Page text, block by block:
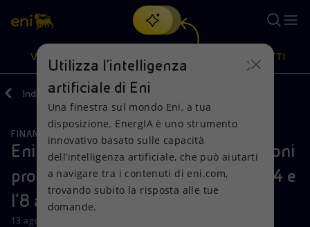
Cerca
scopri EnergIA, la nostra nuova soluzione di intelligenza
artificiale.
VISIONE
Visione
Mission e valori
Persone e Partnership
Azioni
Diversificazione energetica
Tecnologie per la transizione
PRODOTTI
Prodotti
Casa
Imprese
Indietro Media Comunicati Stampa
FINANZA, STRATEGIA E REPORT
Eni: informativa sull’acquisto di azioni
proprie nel periodo compreso tra il 4 e
l’8 agosto 2025
13 agosto 2025 - 09:25 CEST
Utilizza l'intelligenza
artificiale di Eni
Una finestra sul mondo Eni, a tua
disposizione. EnergIA è uno strumento
innovativo basato sulle capacità
dell’intelligenza artificiale, che può aiutarti
a navigare tra i contenuti di eni.com,
trovando subito la risposta alle tue
domande.